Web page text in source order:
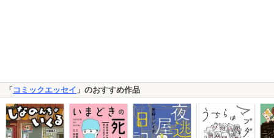
「 コミックエッセイ 」のおすすめ作品